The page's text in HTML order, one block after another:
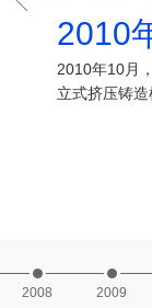
2010
2010年10月
立式挤压铸
2008 2009